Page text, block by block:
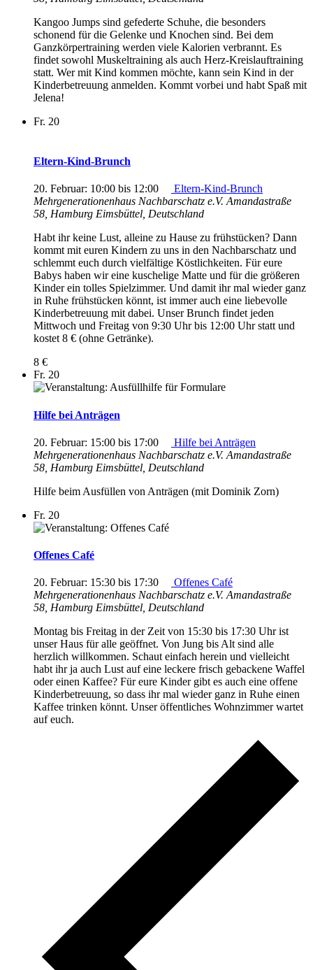
Kangoo Jumps sind gefederte Schuhe, die besonders
schonend für die Gelenke und Knochen sind. Bei dem
Ganzkörpertraining werden viele Kalorien verbrannt. Es
findet sowohl Muskeltraining als auch Herz-Kreislauftraining
statt. Wer mit Kind kommen möchte, kann sein Kind in der
Kinderbetreuung anmelden. Kommt vorbei und habt Spaß mit
Jelena!
Fr. 20
Eltern-Kind-Brunch
20. Februar: 10:00 bis 12:00
Eltern-Kind-Brunch
Mehrgenerationenhaus Nachbarschatz e.V.Amandastraße
58, Hamburg Eimsbüttel, Deutschland
Habt ihr keine Lust, alleine zu Hause zu frühstücken? Dann
kommt mit euren Kindern zu uns in den Nachbarschatz und
schlemmt euch durch vielfältige Köstlichkeiten. Für eure
Babys haben wir eine kuschelige Matte und für die größeren
Kinder ein tolles Spielzimmer. Und damit ihr mal wieder ganz
in Ruhe frühstücken könnt, ist immer auch eine liebevolle
Kinderbetreuung mit dabei. Unser Brunch findet jeden
Mittwoch und Freitag von 9:30 Uhr bis 12:00 Uhr statt und
kostet 8 € (ohne Getränke).
8 €
Fr. 20
Hilfe bei Anträgen
20. Februar: 15:00 bis 17:00
Hilfe bei Anträgen
Mehrgenerationenhaus Nachbarschatz e.V. Amandastraße
58, Hamburg Eimsbüttel, Deutschland
Hilfe beim Ausfüllen von Anträgen (mit Dominik Zorn)
Fr. 20
Offenes Café
20. Februar: 15:30 bis 17:30
Offenes Café
Mehrgenerationenhaus Nachbarschatz e.V.Amandastraße
58, Hamburg Eimsbüttel, Deutschland
Montag bis Freitag in der Zeit von 15:30 bis 17:30 Uhr ist
unser Haus für alle geöffnet. Von Jung bis Alt sind alle
herzlich willkommen. Schaut einfach herein und vielleicht
habt ihr ja auch Lust auf eine leckere frisch gebackene Waffel
oder einen Kaffee? Für eure Kinder gibt es auch eine offene
Kinderbetreuung, so dass ihr mal wieder ganz in Ruhe einen
Kaffee trinken könnt. Unser öffentliches Wohnzimmer wartet
auf euch.